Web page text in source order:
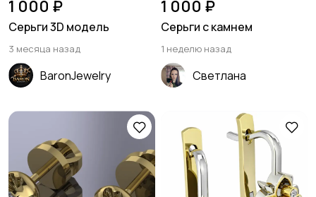
1 000 ₽
Серьги 3D модель
3 месяца назад
BaronJewelry
1 000 ₽
Серьги с камнем
1 неделю назад
Светлана